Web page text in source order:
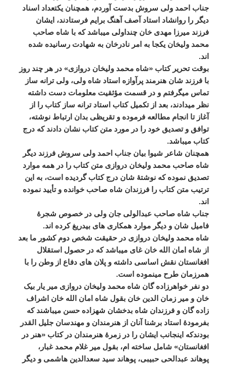
جناب احمد ولی سروش بدست آوردم، همچنان یکتعداد اسناد
دیگر را روانشاد استاد آصف آهنگ برایم فرستادند، ایشان
فرزند میرزا مهدی خان چنداولی میباشد که با شاه صاحب
محمد ولیخان یکجا به امر نادرخان به شهادت رسانیده شده
اند.
بوقت تحریر کتاب «شاه محمد ولیخان دروازی»در هر چند روز
با فرزند شان هنرمند پرآوازه استاد شاه ولی، ولی ترانه ساز
تماس میگرفتم و در قسمت مؤثقیت معلومات دست داشته
نظر میدادند، بعد از تکمیل کتاب استاد ترانه ساز کتاب را
از
آغاز تا انجام مطالعه فرموده و تقریظی بدان ارتباط نوشته،
توافق و تصدیق خود را در مورد متن کتاب نشان دادند که درج
کتاب میباشد.
همچنان شاعر شیوا بیان جناب احمد ولی سروش فرزند دیگر
شاه صاحب محمد ولیخان دروازی متن کتاب را در همه موارد
تصدیق نموده که نوشتۀ شان درج کتاب گردیده است، به این
ترتیب متن کتاب را فرزندان شاه صاحب خوانده و تأیید نموده
اند.
جناب شاه صاحب عبدالولی جان ولی در خصوص شجرۀ
فامیل شان و دیگر موارد همکاری های بیدریغ کرده اند.
شاه محمد ولیخان دروازی در حقیقت شخص دوم کشور ما بعد
از شاه امان الله خان غای میباشد که در حصول استقلال
افغانستان نقش اساسی داشته و پلان های دفاع از وطن را
با
همرزمان طرح مینموده است.
دو نفر خواهرزاده گان شاه محمد ولیخان دروازی میر یار بیک
خان و میر زمان الدین خان بقول شاه امان الله خان اشراف
زاده گان و فرزندان شاه بدخشان شهزاده حسن میباشند که
بفرمودۀ استاد برشنا آنان از هنرمندان و مهندسان جلیل القدر
بودندکه اینجانب ایشان را در زمرۀ هنرمندان در کتاب «هنر در
افغانستان» شامل ساخته ام، بقول میر غلام محمد غبار،
پوهاند عبدالحی حبیبی، پوهاند سید سعدالدین هاشمی و دیگر